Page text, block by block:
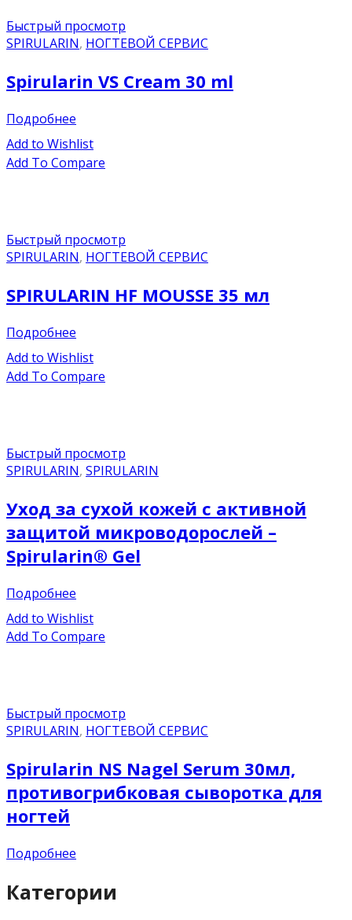
Быстрый просмотр
SPIRULARIN, НОГТЕВОЙ СЕРВИС
Spirularin VS Cream 30 ml
Подробнее
Add to Wishlist
Add To Compare
Быстрый просмотр
SPIRULARIN, НОГТЕВОЙ СЕРВИС
SPIRULARIN HF MOUSSE 35 мл
Подробнее
Add to Wishlist
Add To Compare
Быстрый просмотр
SPIRULARIN, SPIRULARIN
Уход за сухой кожей с активной
защитой микроводорослей –
Spirularin® Gel
Подробнее
Add to Wishlist
Add To Compare
Быстрый просмотр
SPIRULARIN, НОГТЕВОЙ СЕРВИС
Spirularin NS Nagel Serum 30мл,
противогрибковая сыворотка для
ногтей
Подробнее
Категории